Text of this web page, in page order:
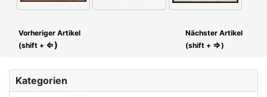
Kategorien
Vorheriger Artikel
(shift + ⇐)
Nächster Artikel
(shift + ⇒)